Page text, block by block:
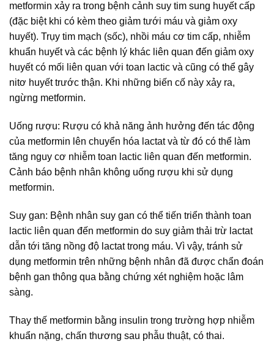
metformin xảy ra trong bệnh cảnh suy tim sung huyết cấp
(đặc biệt khi có kèm theo giảm tưới máu và giảm oxy
huyết). Trụy tim mạch (sốc), nhồi máu cơ tim cấp, nhiễm
khuẩn huyết và các bệnh lý khác liên quan đến giảm oxy
huyết có mối liên quan với toan lactic và cũng có thể gây
nitơ huyết trước thận. Khi những biến cố này xảy ra,
ngừng metformin.
Uống rượu: Rượu có khả năng ảnh hưởng đến tác động
của metformin lên chuyển hóa lactat và từ đó có thể làm
tăng nguy cơ nhiễm toan lactic liên quan đến metformin.
Cảnh báo bệnh nhân không uống rượu khi sử dụng
metformin.
Suy gan: Bệnh nhân suy gan có thể tiến triển thành toan
lactic liên quan đến metformin do suy giảm thải trừ lactat
dẫn tới tăng nồng độ lactat trong máu. Vì vậy, tránh sử
dụng metformin trên những bệnh nhân đã được chẩn đoán
bệnh gan thông qua bằng chứng xét nghiệm hoặc lâm
sàng.
Thay thế metformin bằng insulin trong trường hợp nhiễm
khuẩn nặng, chấn thương sau phẫu thuật, có thai.